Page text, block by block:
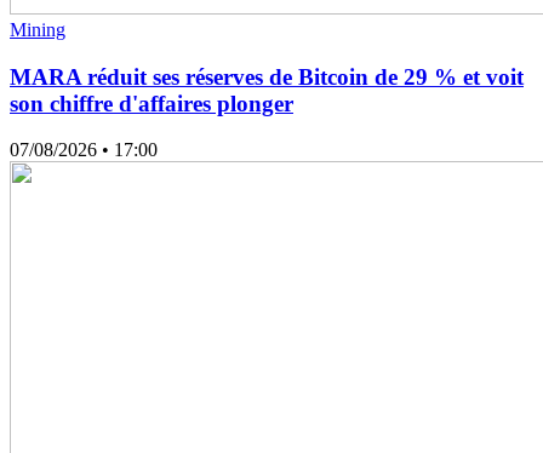
Mining
MARA réduit ses réserves de Bitcoin de 29 % et voit
son chiffre d'affaires plonger
07/08/2026 • 17:00